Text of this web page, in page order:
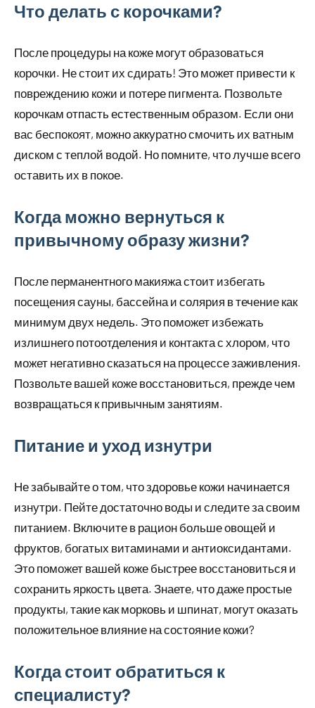
Что делать с корочками?
После процедуры на коже могут образоваться
корочки. Не стоит их сдирать! Это может привести к
повреждению кожи и потере пигмента. Позвольте
корочкам отпасть естественным образом. Если они
вас беспокоят, можно аккуратно смочить их ватным
диском с теплой водой. Но помните, что лучше всего
оставить их в покое.
Когда можно вернуться к
привычному образу жизни?
После перманентного макияжа стоит избегать
посещения сауны, бассейна и солярия в течение как
минимум двух недель. Это поможет избежать
излишнего потоотделения и контакта с хлором, что
может негативно сказаться на процессе заживления.
Позвольте вашей коже восстановиться, прежде чем
возвращаться к привычным занятиям.
Питание и уход изнутри
Не забывайте о том, что здоровье кожи начинается
изнутри. Пейте достаточно воды и следите за своим
питанием. Включите в рацион больше овощей и
фруктов, богатых витаминами и антиоксидантами.
Это поможет вашей коже быстрее восстановиться и
сохранить яркость цвета. Знаете, что даже простые
продукты, такие как морковь и шпинат, могут оказать
положительное влияние на состояние кожи?
Когда стоит обратиться к
специалисту?